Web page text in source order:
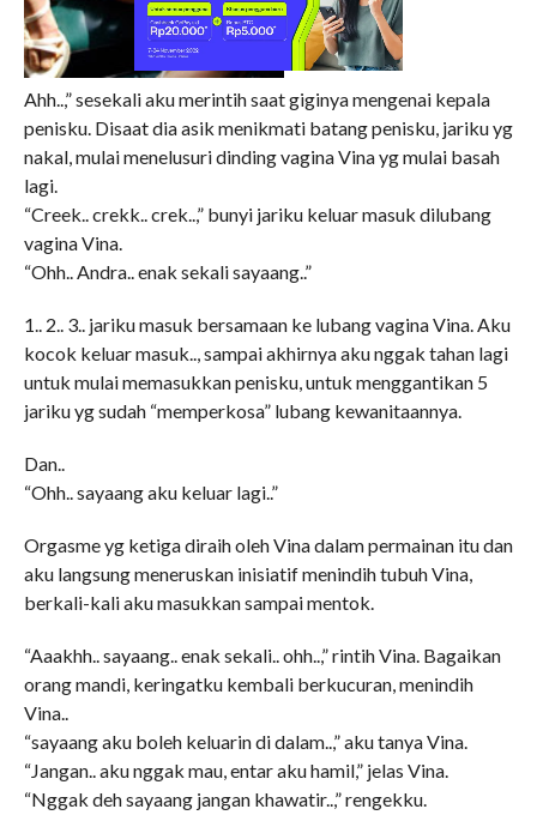
Ahh..,” sesekali aku merintih saat giginya mengenai kepala
penisku. Disaat dia asik menikmati batang penisku, jariku yg
nakal, mulai menelusuri dinding vagina Vina yg mulai basah
lagi.
“Creek.. crekk.. crek..,” bunyi jariku keluar masuk dilubang
vagina Vina.
“Ohh.. Andra.. enak sekali sayaang..”
1.. 2.. 3.. jariku masuk bersamaan ke lubang vagina Vina. Aku
kocok keluar masuk.., sampai akhirnya aku nggak tahan lagi
untuk mulai memasukkan penisku, untuk menggantikan 5
jariku yg sudah “memperkosa” lubang kewanitaannya.
Dan..
“Ohh.. sayaang aku keluar lagi..”
Orgasme yg ketiga diraih oleh Vina dalam permainan itu dan
aku langsung meneruskan inisiatif menindih tubuh Vina,
berkali-kali aku masukkan sampai mentok.
“Aaakhh.. sayaang.. enak sekali.. ohh..,” rintih Vina. Bagaikan
orang mandi, keringatku kembali berkucuran, menindih
Vina..
“sayaang aku boleh keluarin di dalam..,” aku tanya Vina.
“Jangan.. aku nggak mau, entar aku hamil,” jelas Vina.
“Nggak deh sayaang jangan khawatir..,” rengekku.